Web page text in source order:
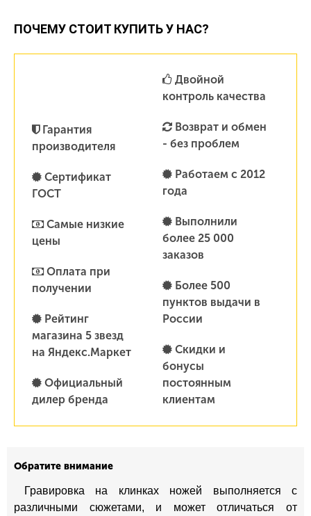
ПОЧЕМУ СТОИТ КУПИТЬ У НАС?
Гарантия
производителя
Сертификат
ГОСТ
Самые низкие
цены
Оплата при
получении
Рейтинг
магазина 5 звезд
на Яндекс.Маркет
Официальный
дилер бренда
Двойной
контроль качества
Возврат и обмен
- без проблем
Работаем с 2012
года
Выполнили
более 25 000
заказов
Более 500
пунктов выдачи в
России
Скидки и
бонусы
постоянным
клиентам
Обратите внимание
Гравировка на клинках ножей выполняется с
различными сюжетами, и может отличаться от